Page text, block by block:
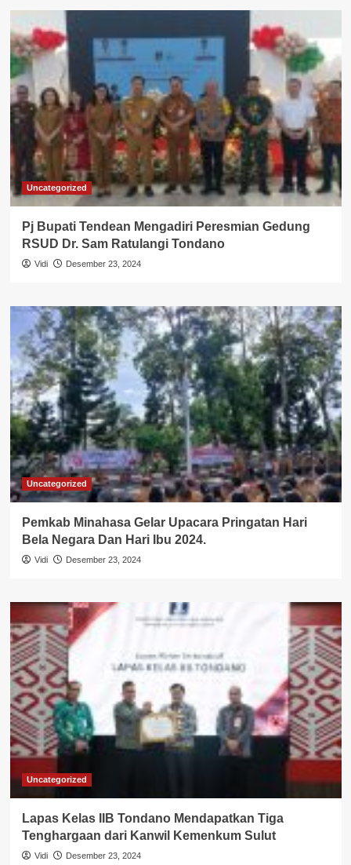
Uncategorized
Pj Bupati Tendean Mengadiri Peresmian Gedung
RSUD Dr. Sam Ratulangi Tondano
Vidi Desember 23, 2024
Uncategorized
Pemkab Minahasa Gelar Upacara Pringatan Hari
Bela Negara Dan Hari Ibu 2024.
Vidi Desember 23, 2024
Uncategorized
Lapas Kelas IIB Tondano Mendapatkan Tiga
Tenghargaan dari Kanwil Kemenkum Sulut
Vidi Desember 23, 2024